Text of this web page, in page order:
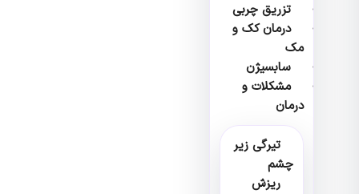
تزریق چربی
درمان کک و
مک
سابسیژن
مشکلات و
درمان
تیرگی زیر
چشم
ریزش